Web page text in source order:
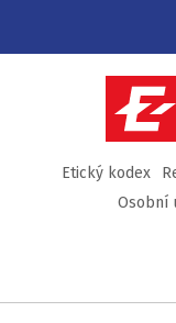
Etický kodex
Osobní